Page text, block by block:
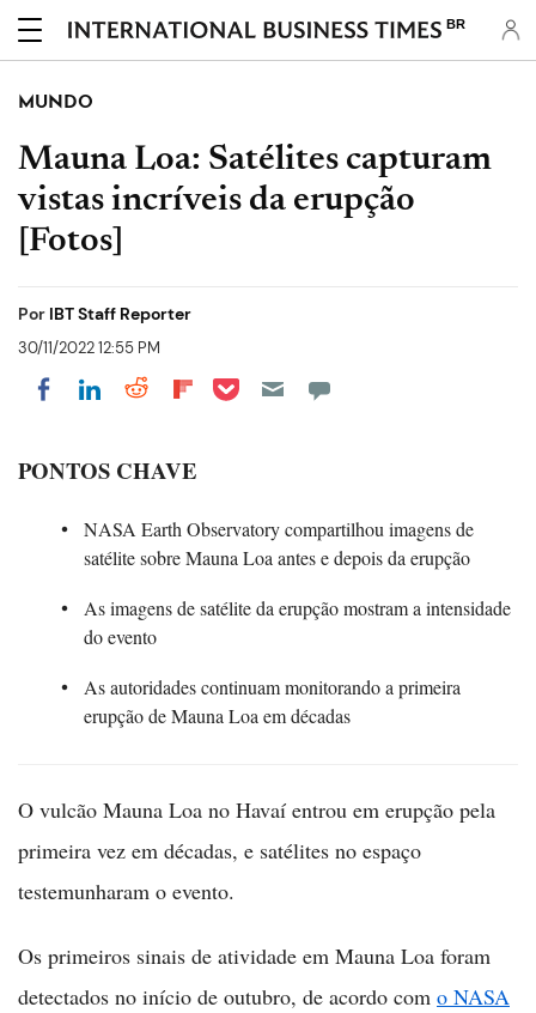
BR
MUNDO
Mauna Loa: Satélites capturam
vistas incríveis da erupção
[Fotos]
Por IBT Staff Reporter
30/11/2022 12:55 PM
Share on Facebook
Share on LinkedIn
Share on Reddit
Share on Flipboard
Share on Pocket
PONTOS CHAVE
NASA Earth Observatory compartilhou imagens de
satélite sobre Mauna Loa antes e depois da erupção
As imagens de satélite da erupção mostram a intensidade
do evento
As autoridades continuam monitorando a primeira
erupção de Mauna Loa em décadas
O vulcão Mauna Loa no Havaí entrou em erupção pela
primeira vez em décadas, e satélites no espaço
testemunharam o evento.
Os primeiros sinais de atividade em Mauna Loa foram
detectados no início de outubro, de acordo com o NASA